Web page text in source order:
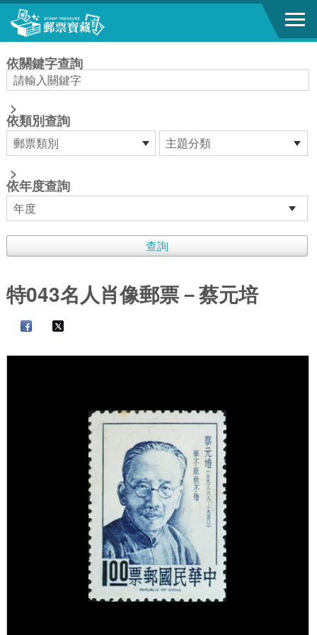
跳到主要內容區塊
依關鍵字查詢
>
依類別查詢
>
依年度查詢
特043名人肖像郵票－蔡元培